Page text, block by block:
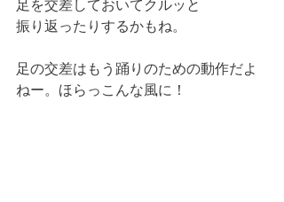
足を交差しておいてクルッと
振り返ったりするかもね。
足の交差はもう踊りのための動作だよ
ねー。ほらっこんな風に！